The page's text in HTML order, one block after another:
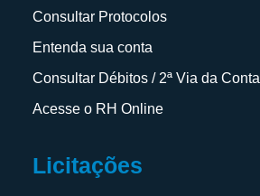
Consultar Protocolos
Entenda sua conta
Consultar Débitos / 2ª Via da Conta
Acesse o RH Online
Licitações